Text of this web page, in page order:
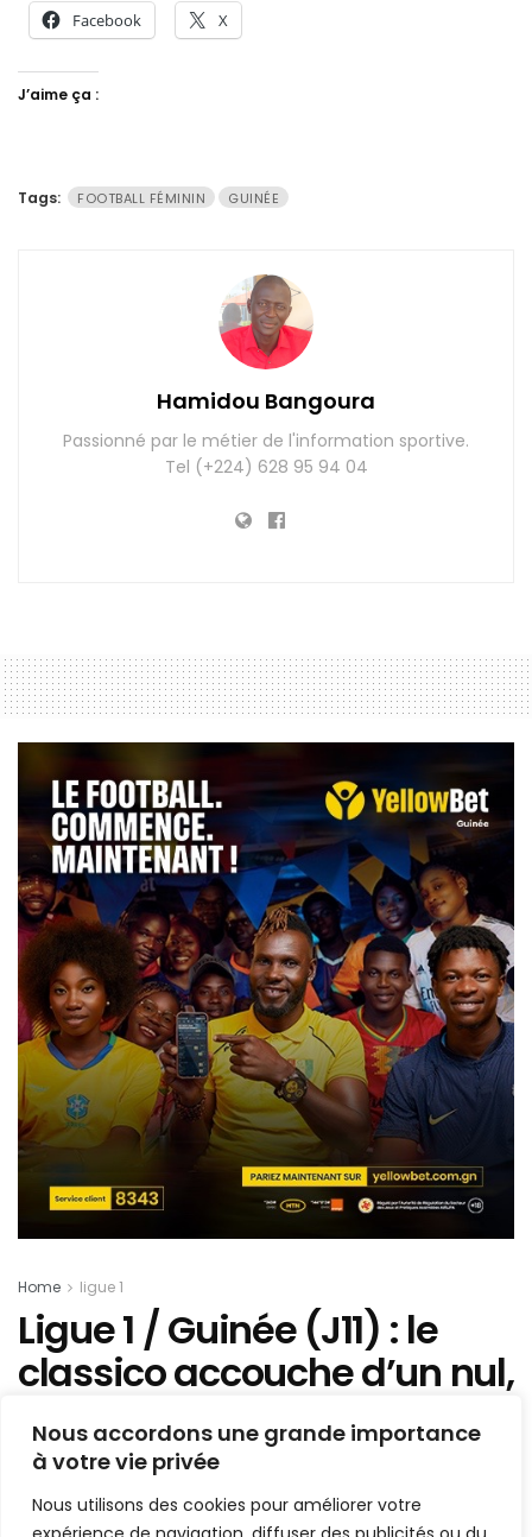
Nous accordons une grande importance
à votre vie privée
Nous utilisons des cookies pour améliorer votre
Facebook X
J’aime ça :
Tags: FOOTBALL FÉMININ GUINÉE
Hamidou Bangoura
Passionné par le métier de l'information sportive.
Tel (+224) 628 95 94 04
Home ligue 1
Ligue 1 / Guinée (J11) : le
classico accouche d’un nul,
la Renaissance FC inflige
une lourde défaite au
Wakriya AC